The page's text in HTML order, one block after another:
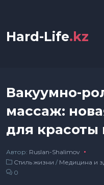
Hard-Life.kz
Вакуумно-
массаж:
для красоты
Автор: Ruslan-Shalimov
Стиль жизни / Медицина и
0